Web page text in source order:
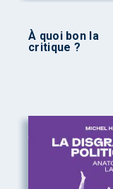
À quoi bon la
critique ?